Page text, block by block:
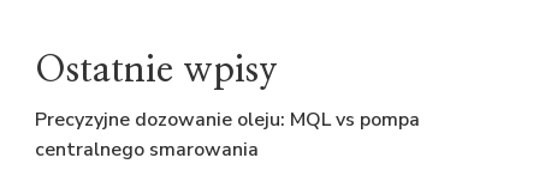
Ostatnie wpisy
Precyzyjne dozowanie oleju: MQL vs pompa
centralnego smarowania